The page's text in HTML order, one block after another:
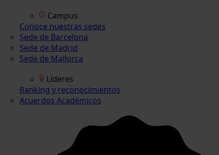
Campus
Conoce nuestras sedes
Sede de Barcelona
Sede de Madrid
Sede de Mallorca
Líderes
Ranking y reconocimientos
Acuerdos Académicos